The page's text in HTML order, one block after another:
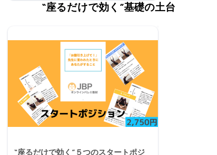
“座るだけで効く”基礎の土台
“座るだけで効く”５つのスタートポジ